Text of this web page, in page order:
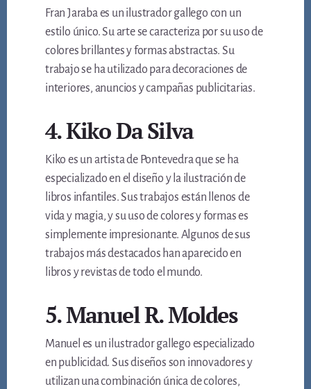
Fran Jaraba es un ilustrador gallego con un
estilo único. Su arte se caracteriza por su uso de
colores brillantes y formas abstractas. Su
trabajo se ha utilizado para decoraciones de
interiores, anuncios y campañas publicitarias.
4. Kiko Da Silva
Kiko es un artista de Pontevedra que se ha
especializado en el diseño y la ilustración de
libros infantiles. Sus trabajos están llenos de
vida y magia, y su uso de colores y formas es
simplemente impresionante. Algunos de sus
trabajos más destacados han aparecido en
libros y revistas de todo el mundo.
5. Manuel R. Moldes
Manuel es un ilustrador gallego especializado
en publicidad. Sus diseños son innovadores y
utilizan una combinación única de colores,